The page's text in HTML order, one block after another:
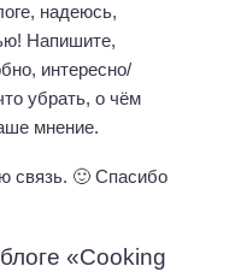
надеюсь,
Напишите,
интересно/
убрать, о чём
мнение.
связь. 🙂 Спасибо
«Cooking